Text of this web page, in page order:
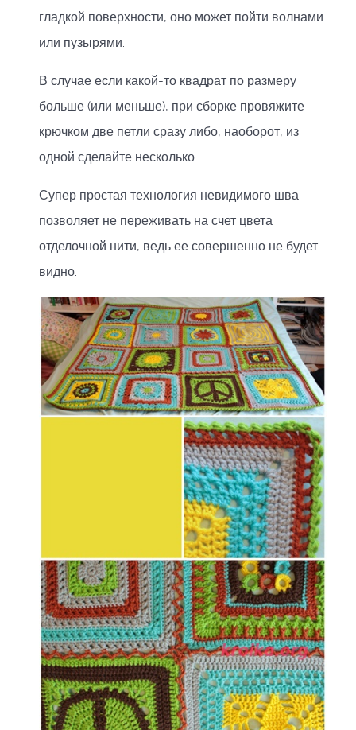
гладкой поверхности, оно может пойти волнами
или пузырями.
В случае если какой-то квадрат по размеру
больше (или меньше), при сборке провяжите
крючком две петли сразу либо, наоборот, из
одной сделайте несколько.
Супер простая технология невидимого шва
позволяет не переживать на счет цвета
отделочной нити, ведь ее совершенно не будет
видно.